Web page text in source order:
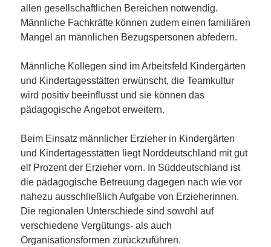
allen gesellschaftlichen Bereichen notwendig.
Männliche Fachkräfte können zudem einen familiären
Mangel an männlichen Bezugspersonen abfedern.
Männliche Kollegen sind im Arbeitsfeld Kindergärten
und Kindertagesstätten erwünscht, die Teamkultur
wird positiv beeinflusst und sie können das
pädagogische Angebot erweitern.
Beim Einsatz männlicher Erzieher in Kindergärten
und Kindertagesstätten liegt Norddeutschland mit gut
elf Prozent der Erzieher vorn. In Süddeutschland ist
die pädagogische Betreuung dagegen nach wie vor
nahezu ausschließlich Aufgabe von Erzieherinnen.
Die regionalen Unterschiede sind sowohl auf
verschiedene Vergütungs- als auch
Organisationsformen zurückzuführen.